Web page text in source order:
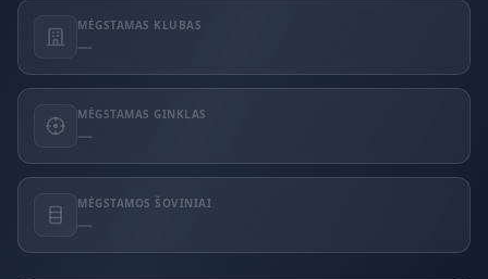
MĖGSTAMAS KLUBAS
—
MĖGSTAMAS GINKLAS
—
MĖGSTAMOS ŠOVINIAI
—